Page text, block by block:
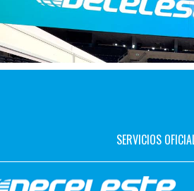
SERVICIOS